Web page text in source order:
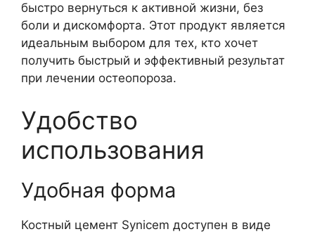
быстро вернуться к активной жизни, без
боли и дискомфорта. Этот продукт является
идеальным выбором для тех, кто хочет
получить быстрый и эффективный результат
при лечении остеопороза.
Удобство
использования
Удобная форма
Костный цемент Synicem доступен в виде